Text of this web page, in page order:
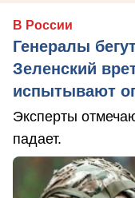
В России
Генералы
Зеленский
испытывают
Эксперты
падает.